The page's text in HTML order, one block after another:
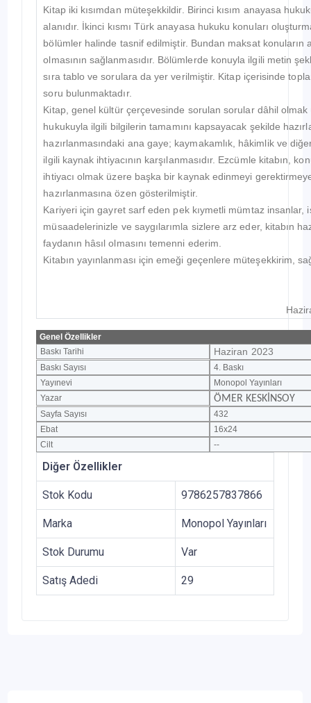
Kitap iki kısımdan müteşekkildir. Birinci kısım anayasa
alanıdır. İkinci kısmı Türk anayasa hukuku konuları
bölümler halinde tasnif edilmiştir. Bundan maksat konuların
olmasının sağlanmasıdır. Bölümlerde konuyla ilgili metin
sıra tablo ve sorulara da yer verilmiştir. Kitap içerisinde
soru bulunmaktadır.
Kitap, genel kültür çerçevesinde sorulan sorular dâhil
hukukuyla ilgili bilgilerin tamamını kapsayacak şekilde
hazırlanmasındaki ana gaye; kaymakamlık, hâkimlik ve
ilgili kaynak ihtiyacının karşılanmasıdır. Ezcümle kitabın,
ihtiyacı olmak üzere başka bir kaynak edinmeyi
hazırlanmasına özen gösterilmiştir.
Kariyeri için gayret sarf eden pek kıymetli mümtaz insanlar,
müsaadelerinizle ve saygılarımla sizlere arz eder, kitabın
faydanın hâsıl olmasını temenni ederim.
Kitabın yayınlanması için emeği geçenlere müteşekkirim,
Haziran 2023 /
Genel Özellikler
Baskı Tarihi
Haziran 2023
Baskı Sayısı
4. Baskı
Yayınevi
Monopol Yayınları
Yazar
ÖMER KESKİNSOY
Sayfa Sayısı
432
Ebat
16x24
Cilt
--
Diğer Özellikler
Stok Kodu 9786257837866
Marka Monopol Yayınları
Stok Durumu Var
Satış Adedi 29